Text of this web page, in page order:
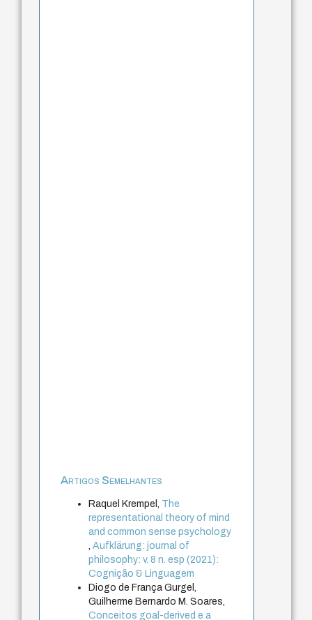
Artigos Semelhantes
Raquel Krempel, The
representational theory of mind
and common sense psychology
,Aufklärung: journal of
philosophy: v. 8 n. esp (2021):
Cognição & Linguagem
Diogo de França Gurgel,
Guilherme Bernardo M. Soares,
Conceitos goal-derived e a